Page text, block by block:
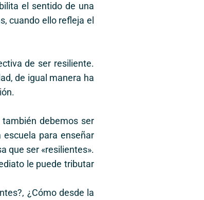
el sentido de una
cuando ello refleja el
de ser resiliente.
de igual manera ha
debemos ser
para enseñar
que ser «resilientes».
le puede tributar
¿Cómo desde la